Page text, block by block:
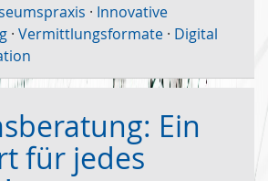
· Innovative
· Vermittlungsformate · Digital
Ein
für jedes